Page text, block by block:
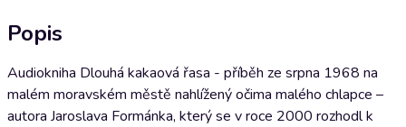
Popis
Audiokniha Dlouhá kakaová řasa - příběh ze srpna 1968 na
malém moravském městě nahlížený očima malého chlapce –
autora Jaroslava Formánka, který se v roce 2000 rozhodl k